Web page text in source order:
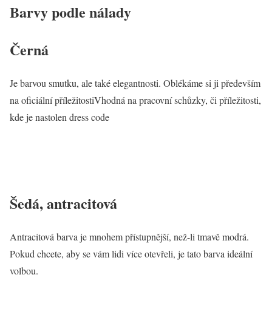
Barvy podle nálady
Černá
Je barvou smutku, ale také elegantnosti. Oblékáme si ji především
na oficiální příležitostiVhodná na pracovní schůzky, či příležitosti,
kde je nastolen dress code
Šedá, antracitová
Antracitová barva je mnohem přístupnější, než-li tmavě modrá.
Pokud chcete, aby se vám lidi více otevřeli, je tato barva ideální
volbou.